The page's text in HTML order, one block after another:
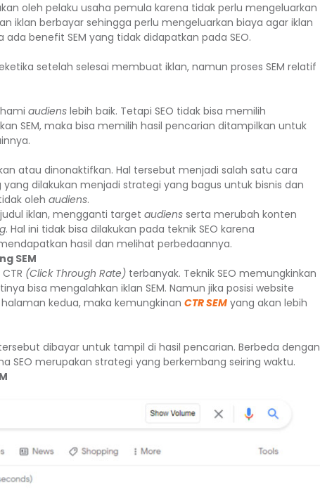
oleh pelaku usaha pemula karena tidak perlu mengeluarkan
iklan berbayar sehingga perlu mengeluarkan biaya agar iklan
benefit SEM yang tidak didapatkan pada SEO.
setelah selesai membuat iklan, namun proses SEM relatif
audiens lebih baik. Tetapi SEO tidak bisa memilih
SEM, maka bisa memilih hasil pencarian ditampilkan untuk
atau dinonaktifkan. Hal tersebut menjadi salah satu cara
dilakukan menjadi strategi yang bagus untuk bisnis dan
oleh audiens.
iklan, mengganti target audiens serta merubah konten
. Hal ini tidak bisa dilakukan pada teknik SEO karena
hasil dan melihat perbedaannya.
SEM
(Click Through Rate) terbanyak. Teknik SEO memungkinkan
bisa mengalahkan iklan SEM. Namun jika posisi website
kedua, maka kemungkinan CTR SEM yang akan lebih
dibayar untuk tampil di hasil pencarian. Berbeda dengan
SEO merupakan strategi yang berkembang seiring waktu.